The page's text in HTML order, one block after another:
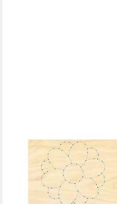
PEBARO
Kreativset Nagelbild-Set,
Fadenbild Bastelset mit Motiv
Blume, NB7-SET